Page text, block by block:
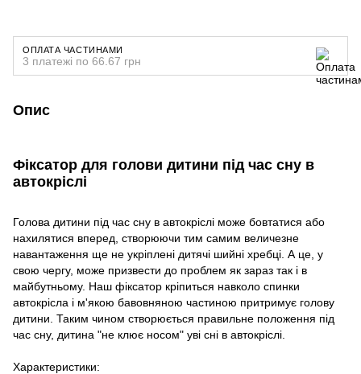
ОПЛАТА ЧАСТИНАМИ
3 платежі по 66.67 грн
Опис
Фіксатор для голови дитини під час сну в
автокріслі
Голова дитини під час сну в автокріслі може бовтатися або
нахилятися вперед, створюючи тим самим величезне
навантаження ще не укріплені дитячі шийні хребці. А це, у
свою чергу, може призвести до проблем як зараз так і в
майбутньому. Наш фіксатор кріпиться навколо спинки
автокрісла і м'якою бавовняною частиною притримує голову
дитини. Таким чином створюється правильне положення під
час сну, дитина "не клює носом" уві сні в автокріслі.
Характеристики: